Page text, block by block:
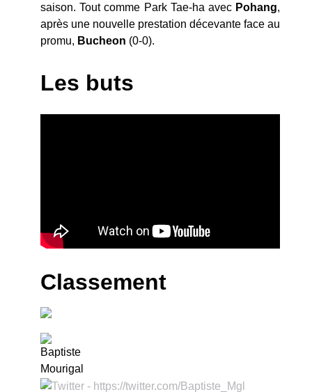
saison. Tout comme Park Tae-ha avec Pohang,
après une nouvelle prestation décevante face au
promu, Bucheon (0-0).
Les buts
Classement